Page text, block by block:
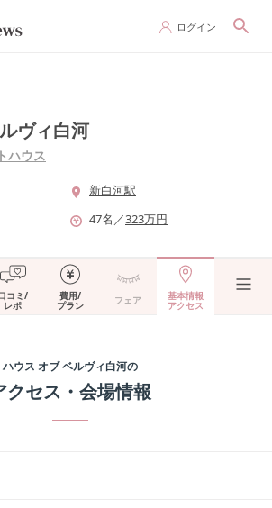
ログイン
ヴィ白河
ハウス
新白河駅
47名 ／323万円
コミ/
レポ
費用/
プラン フェア 基本情報
アクセス
ハウス オブ ベルヴィ白河の
クセス・会場情報